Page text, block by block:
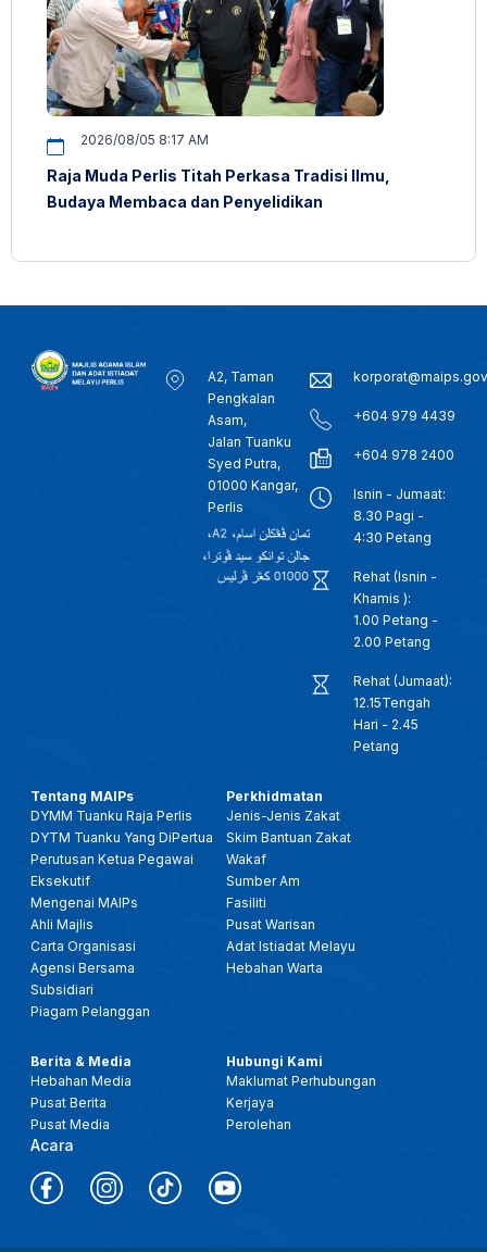
2026/08/05 8:17 AM
Raja Muda Perlis Titah Perkasa Tradisi Ilmu,
Budaya Membaca dan Penyelidikan
A2, Taman
Pengkalan
Asam,
Jalan Tuanku
Syed Putra,
01000 Kangar,
Perlis
+604 979 4439
+604 978 2400
Isnin - Jumaat:
8.30 Pagi -
4:30 Petang
Rehat (Isnin -
Khamis ):
1.00 Petang -
2.00 Petang
Rehat (Jumaat):
12.15Tengah
Hari - 2.45
Petang
Tentang MAIPs
DYMM Tuanku Raja Perlis
DYTM Tuanku Yang DiPertua
Perutusan Ketua Pegawai
Eksekutif
Mengenai MAIPs
Ahli Majlis
Carta Organisasi
Agensi Bersama
Subsidiari
Piagam Pelanggan
Perkhidmatan
Jenis-Jenis Zakat
Skim Bantuan Zakat
Wakaf
Sumber Am
Fasiliti
Pusat Warisan
Adat Istiadat Melayu
Hebahan Warta
Berita & Media
Hebahan Media
Pusat Berita
Pusat Media
Acara
Hubungi Kami
Maklumat Perhubungan
Kerjaya
Perolehan